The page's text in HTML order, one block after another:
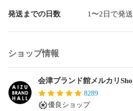
発送までの日数 1〜2日で発送
ショップ情報
会津ブランド館メルカリ
8289
優良ショップ